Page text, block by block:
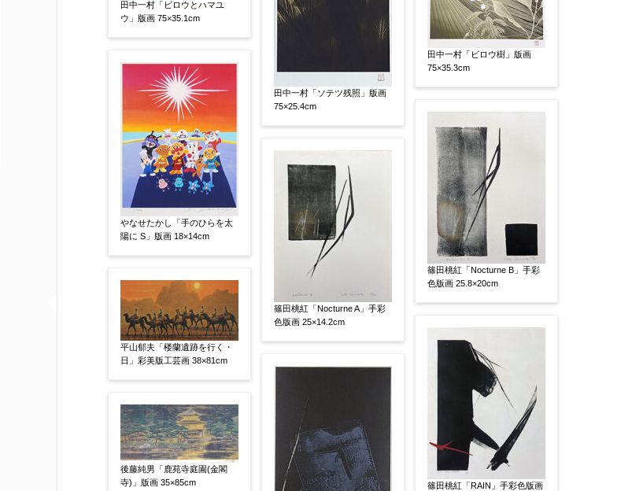
売却希望時期 【任意】
他社様の査定価格
会社名：
査定額：
※他社様からご提示された査定額がございましたらお知らせください。その価格が適切かお返
事申し上げます。
その他 【任意】
田中一村「ビロウとハマユ
ウ」版画 75×35.1cm
やなせたかし「手のひらを太
陽に S」版画 18×14cm
平山郁夫「楼蘭遺跡を行く・
日」彩美版工芸画 38×81cm
後藤純男「鹿苑寺庭園(金閣
寺)」版画 35×85cm
田中一村「ソテツ残照」版画
75×25.4cm
篠田桃紅「Nocturne A」手彩
色版画 25×14.2cm
田中一村「ビロウ樹」版画
75×35.3cm
篠田桃紅「Nocturne B」手彩
色版画 25.8×20cm
篠田桃紅「RAIN」手彩色版画